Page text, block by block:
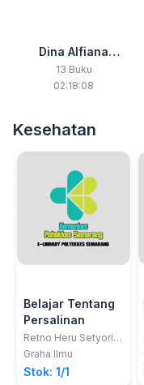
Dina Alfiana
Maharani
13 Buku
02:18:08
Kesehatan
Belajar Tentang
Persalinan
Retno Heru Setyorini,
S.ST., Keb., MPH
Graha Ilmu
Stok: 1/1